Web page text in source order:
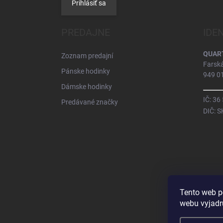
Tento web
webu
Prihlásiť sa
Zoznam predajní
Pánske hodinky
Dámske hodinky
Predávané značky
949
IČ: 36
DIČ: